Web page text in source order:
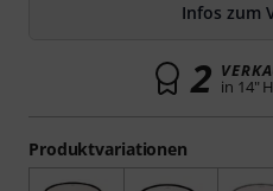
Produktvariationen
Infos zum
2 in 14"